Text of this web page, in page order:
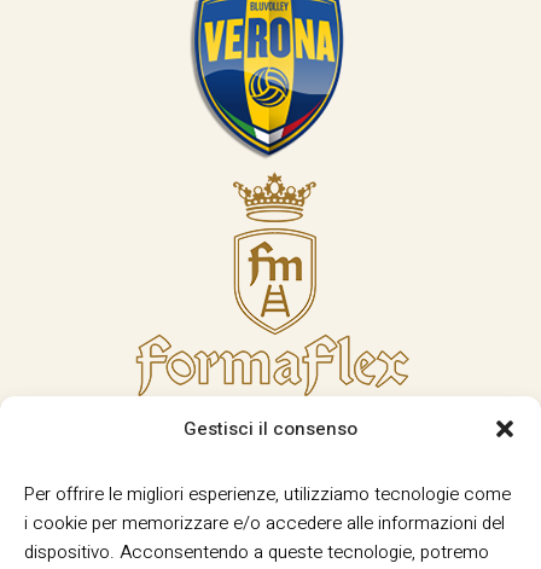
Gestisci il consenso
Per offrire le migliori esperienze, utilizziamo tecnologie come
i cookie per memorizzare e/o accedere alle informazioni del
dispositivo. Acconsentendo a queste tecnologie, potremo